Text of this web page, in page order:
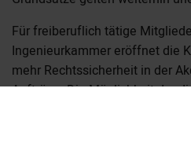
Für freiberuflich tätige
Ingenieurkammer eröffnet die
mehr Rechtssicherheit in der
Aufträge. Die Möglichkeit der